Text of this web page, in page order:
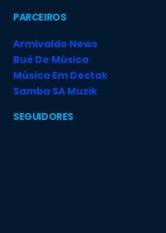
PARCEIROS
Armivaldo News
Bué De Música
Música Em Destak
Samba SA Muzik
SEGUIDORES